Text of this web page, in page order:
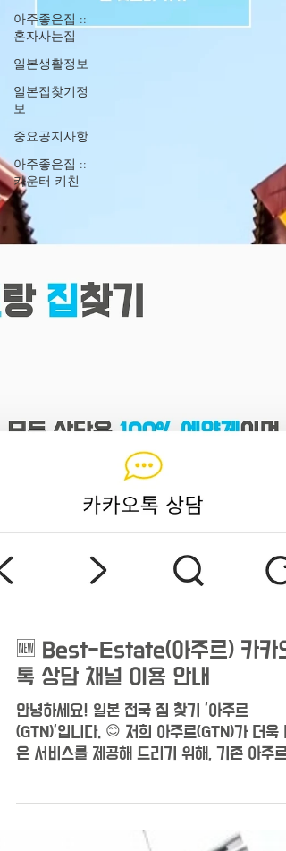
아주좋은집 ::
혼자사는집
일본생활정보
일본집찾기정
보
중요공지사항
아주좋은집 ::
카운터 키친
🆕 Best-Estate(아주르) 카카오
톡 상담 채널 이용 안내
안녕하세요! 일본 전국 집 찾기 '아주르
널로 새롭게 운영하게 되었습니다! 🎉 이제 모